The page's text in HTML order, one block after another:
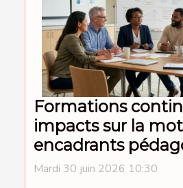
Formations
impacts sur la
encadrants
Mardi 30 juin 2026 10:30